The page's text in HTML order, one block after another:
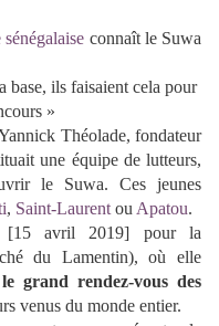
sénégalaise connaît le Suwa
base, ils faisaient cela pour
»
Théolade, fondateur
une équipe de lutteurs,
le Suwa. Ces jeunes
, Saint-Laurent ou Apatou.
[15 avril 2019] pour la
du Lamentin), où elle
le grand rendez-vous des
venus du monde entier.